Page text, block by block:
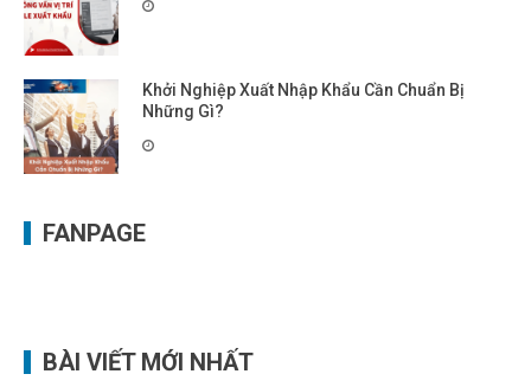
Khởi Nghiệp Xuất Nhập Khẩu Cần Chuẩn Bị
Những Gì?
FANPAGE
BÀI VIẾT MỚI NHẤT